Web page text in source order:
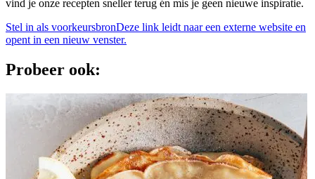
vind je onze recepten sneller terug én mis je geen nieuwe inspiratie.
Stel in als voorkeursbronDeze link leidt naar een externe website en
opent in een nieuw venster.
Probeer ook: